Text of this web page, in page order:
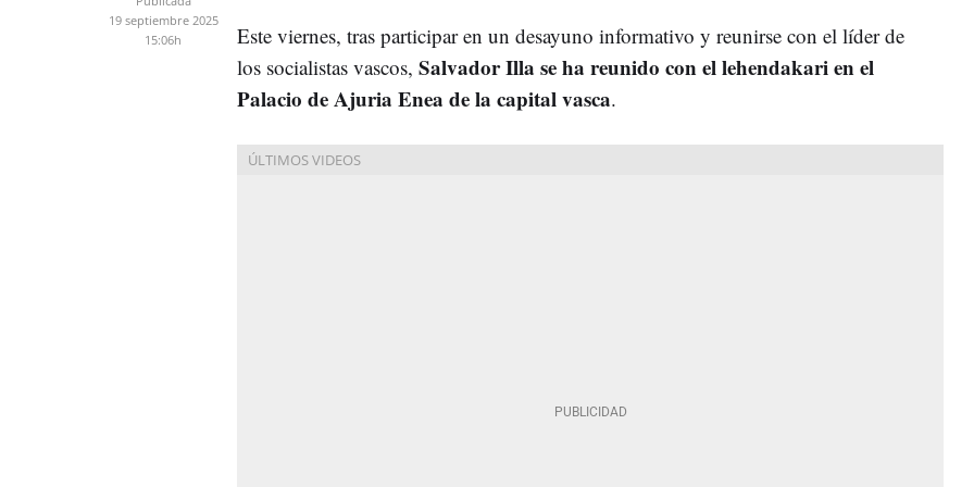
19 septiembre 2025
15:06h
Este viernes, tras participar en un desayuno informativo y reunirse con el líder de
los socialistas vascos, Salvador Illa se ha reunido con el lehendakari en el
Palacio de Ajuria Enea de la capital vasca.